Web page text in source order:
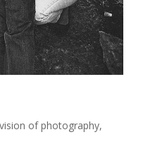
of photography,